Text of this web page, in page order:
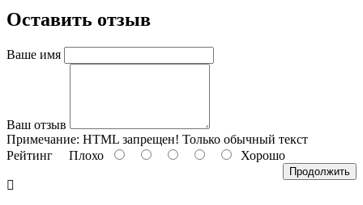
Оставить отзыв
Ваше имя
Ваш отзыв
Примечание: HTML запрещен! Только обычный текст
Рейтинг Плохо Хорошо
Продолжить